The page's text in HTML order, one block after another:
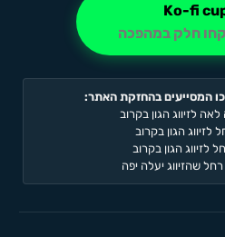
חלק במהפכה
המסייעים בהחזקת האתר:
לזיווג הגון בקרוב
לזיווג הגון בקרוב
לזיווג הגון בקרוב
שהזיווג יעלה יפה